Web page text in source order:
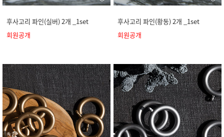
후사고리 파인(실버) 2개 _1set
회원공개
후사고리 파인(황동) 2개 _1set
회원공개